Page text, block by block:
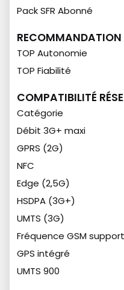
Pack SFR Abonné
RECOMMANDATION
TOP Autonomie
TOP Fiabilité
COMPATIBILITÉ
Catégorie
Débit 3G+ maxi
GPRS (2G)
NFC
Edge (2,5G)
HSDPA (3G+)
UMTS (3G)
Fréquence GSM
GPS intégré
UMTS 900